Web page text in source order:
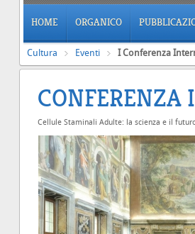
HOME ORGANICO
Cultura Eventi I Conferenza
Cellule Staminali Adulte: la scienza e il